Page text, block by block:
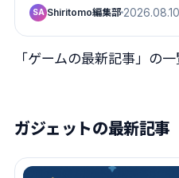
SA Shiritomo編集部 2026.08.10
「ゲームの最新記事」の
ガジェットの最新記事